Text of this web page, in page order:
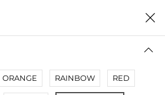
0
ORANGE RAINBOW RED